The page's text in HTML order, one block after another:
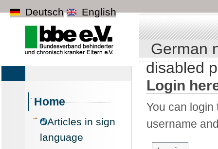
Deutsch English
German
disabled
Home
Articles in sign
language
Login
You can login
username